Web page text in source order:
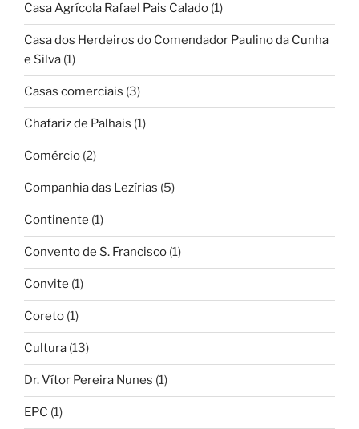
Casa Agrícola Rafael Pais Calado (1)
Casa dos Herdeiros do Comendador Paulino da Cunha
e Silva (1)
Casas comerciais (3)
Chafariz de Palhais (1)
Comércio (2)
Companhia das Lezírias (5)
Continente (1)
Convento de S. Francisco (1)
Convite (1)
Coreto (1)
Cultura (13)
Dr. Vítor Pereira Nunes (1)
EPC (1)